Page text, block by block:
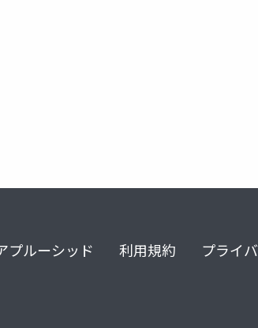
プルーシッド 利用規約 プライ